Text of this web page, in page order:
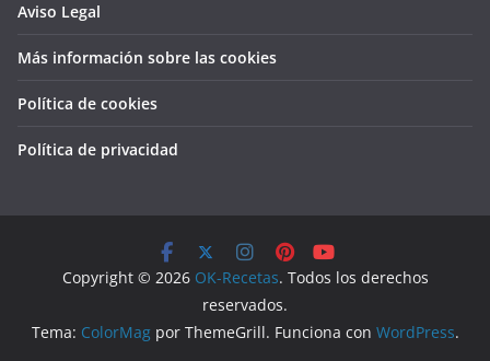
Aviso Legal
Más información sobre las cookies
Política de cookies
Política de privacidad
Copyright © 2026 OK-Recetas. Todos los derechos
reservados.
Tema: ColorMagpor ThemeGrill. Funciona con WordPress.